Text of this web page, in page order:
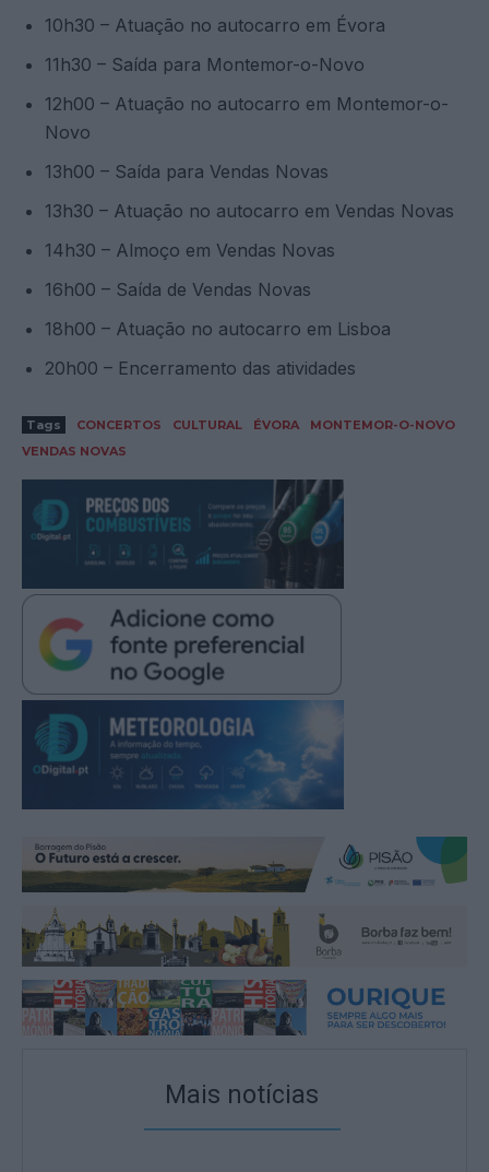
10h30 – Atuação no autocarro em Évora
11h30 – Saída para Montemor-o-Novo
12h00 – Atuação no autocarro em Montemor-o-
Novo
13h00 – Saída para Vendas Novas
13h30 – Atuação no autocarro em Vendas Novas
14h30 – Almoço em Vendas Novas
16h00 – Saída de Vendas Novas
18h00 – Atuação no autocarro em Lisboa
20h00 – Encerramento das atividades
Tags CONCERTOS CULTURAL ÉVORA
MONTEMOR-O-NOVO
VENDAS NOVAS
Mais notícias